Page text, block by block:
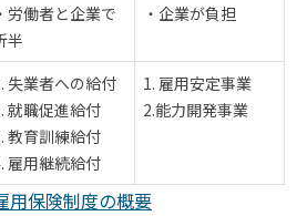
労働者と企業で
半
・企業が負担
失業者への給付
就職促進給付
教育訓練給付
雇用継続給付
1. 雇用安定事業
2.能力開発事業
用保険制度の概要